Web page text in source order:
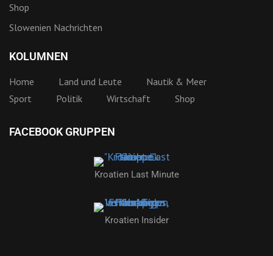
Shop
Slowenien Nachrichten
KOLUMNEN
Home Land und Leute
Nautik & Meer
Sport
Politik Wirtschaft Shop
FACEBOOK GRUPPEN
Kroatien Last Minute
Kroatien Insider